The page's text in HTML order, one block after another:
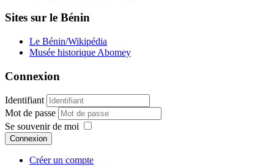
Sites sur le Bénin
Le Bénin/Wikipédia
Musée historique Abomey
Connexion
Identifiant
Mot de passe
Se souvenir de moi
Connexion
Créer un compte